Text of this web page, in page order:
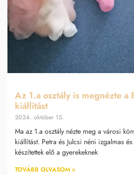
Az 1.a osztály is megnézte a
kiállítást
2024. október 15.
Ma az 1.a osztály nézte meg a városi
kiállítást. Petra és Julcsi néni izgalmas
készítettek elő a gyerekeknek
TOVÁBB OLVASOM »